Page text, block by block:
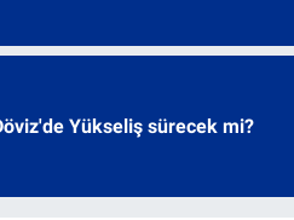
Yükseliş sürecek mi?